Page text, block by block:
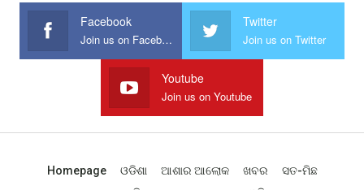
Facebook
Join us on Facebook
Twitter
Join us on Twitter
Youtube
Join us on Youtube
Homepage ଓଡିଶା ଆଶାର ଆଲୋକ ଖବର
ସତ-ମିଛ